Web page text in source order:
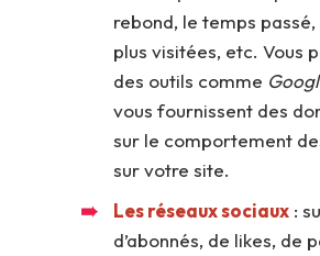
rebond, le temps
plus visitées, etc. Vous
des outils comme
vous fournissent des
sur le comportement
sur votre site.
Les réseaux sociaux :
d’abonnés, de likes, de